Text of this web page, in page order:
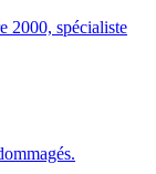
2000, spécialiste